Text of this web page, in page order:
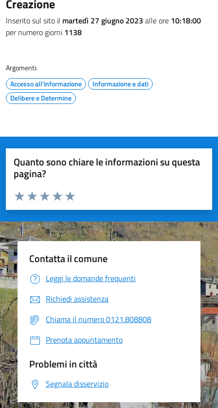
Creazione
Inserito sul sito il martedì 27 giugno 2023 alle ore 10:18:00
per numero giorni 1138
Argomenti:
Accesso all'informazione
Informazione e dati
Delibere e Determine
Quanto sono chiare le informazioni su questa
pagina?
Valuta da 1 a 5 stelle la pagina
Valuta 5 stelle su 5
Valuta 4 stelle su 5
Valuta 3 stelle su 5
Valuta 2 stelle su 5
Valuta 1 stelle su 5
Contatta il comune
Leggi le domande frequenti
Richiedi assistenza
Chiama il numero 0121.808808
Prenota appuntamento
Problemi in città
Segnala disservizio